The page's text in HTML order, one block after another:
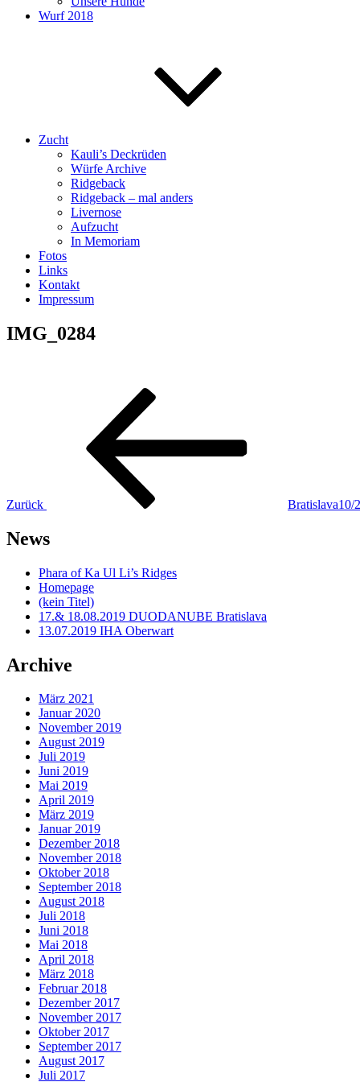
Wurf 2018
Zucht
Kauli’s Deckrüden
Würfe Archive
Ridgeback
Ridgeback – mal anders
Livernose
Aufzucht
In Memoriam
Fotos
Links
Kontakt
Impressum
IMG_0284
Beitragsnavigation
Zurück Bratislava10/
News
Phara of Ka Ul Li’s Ridges
Homepage
(kein Titel)
17.& 18.08.2019 DUODANUBE Bratislava
13.07.2019 IHA Oberwart
Archive
März 2021
Januar 2020
November 2019
August 2019
Juli 2019
Juni 2019
Mai 2019
April 2019
März 2019
Januar 2019
Dezember 2018
November 2018
Oktober 2018
September 2018
August 2018
Juli 2018
Juni 2018
Mai 2018
April 2018
März 2018
Februar 2018
Dezember 2017
November 2017
Oktober 2017
September 2017
August 2017
Juli 2017